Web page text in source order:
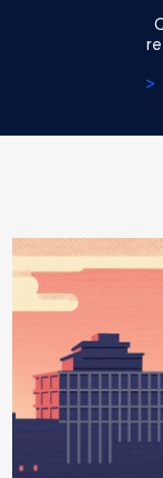
>